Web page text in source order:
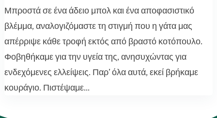
Μπροστά σε ένα άδειο μπολ και ένα αποφασιστικό
βλέμμα, αναλογιζόμαστε τη στιγμή που η γάτα μας
απέρριψε κάθε τροφή εκτός από βραστό κοτόπουλο.
Φοβηθήκαμε για την υγεία της, ανησυχώντας για
ενδεχόμενες ελλείψεις. Παρ’ όλα αυτά, εκεί βρήκαμε
κουράγιο. Πιστέψαμε...